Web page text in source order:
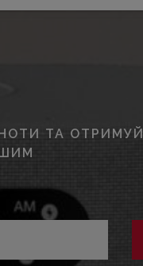
ТА ОТРИМУЙ